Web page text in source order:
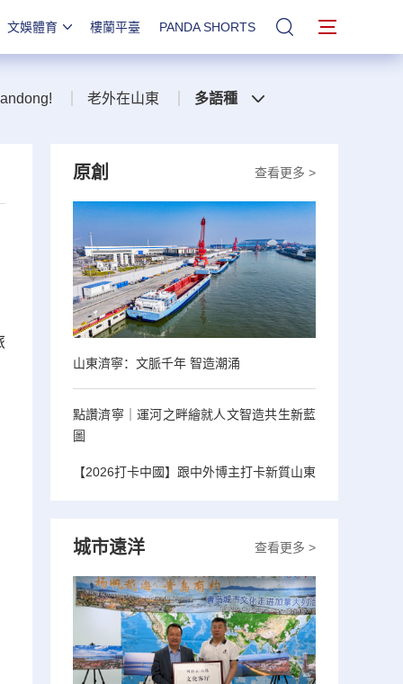
文娛體育 樓蘭平臺 PANDA SHORTS 站內搜索
老外在山東 多語種
查看更多 >
原創
山東濟寧：文脈千年 智造潮涌
點讚濟寧｜運河之畔繪就人文智造共生新藍
圖
【2026打卡中國】跟中外博主打卡新質山東
查看更多 >
城市遠洋